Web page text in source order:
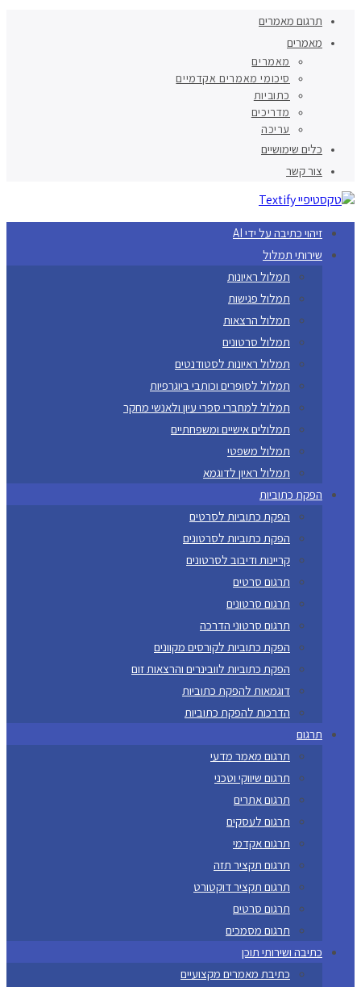
תרגום מאמרים
מאמרים
מאמרים
סיכומי מאמרים אקדמיים
כתוביות
מדריכים
עריכה
כלים שימושיים
צור קשר
זיהוי כתיבה על ידי AI
שירותי תמלול
תמלול ראיונות
תמלול פגישות
תמלול הרצאות
תמלול סרטונים
תמלול ראיונות לסטודנטים
תמלול לסופרים וכותבי ביוגרפיות
תמלול למחברי ספרי עיון ולאנשי מחקר
תמלולים אישיים ומשפחתיים
תמלול משפטי
תמלול ראיון לדוגמא
הפקת כתוביות
הפקת כתוביות לסרטים
הפקת כתוביות לסרטונים
קריינות ודיבוב לסרטונים
תרגום סרטים
תרגום סרטונים
תרגום סרטוני הדרכה
הפקת כתוביות לקורסים מקוונים
הפקת כתוביות לוובינרים והרצאות זום
דוגמאות להפקת כתוביות
הדרכות להפקת כתוביות
תרגום
תרגום מאמר מדעי
תרגום שיווקי וטכני
תרגום אתרים
תרגום לעסקים
תרגום אקדמי
תרגום תקציר תזה
תרגום תקציר דוקטורט
תרגום סרטים
תרגום מסמכים
כתיבה ושירותי תוכן
כתיבת מאמרים מקצועיים